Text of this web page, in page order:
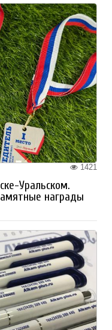
1421
Уральском.
награды